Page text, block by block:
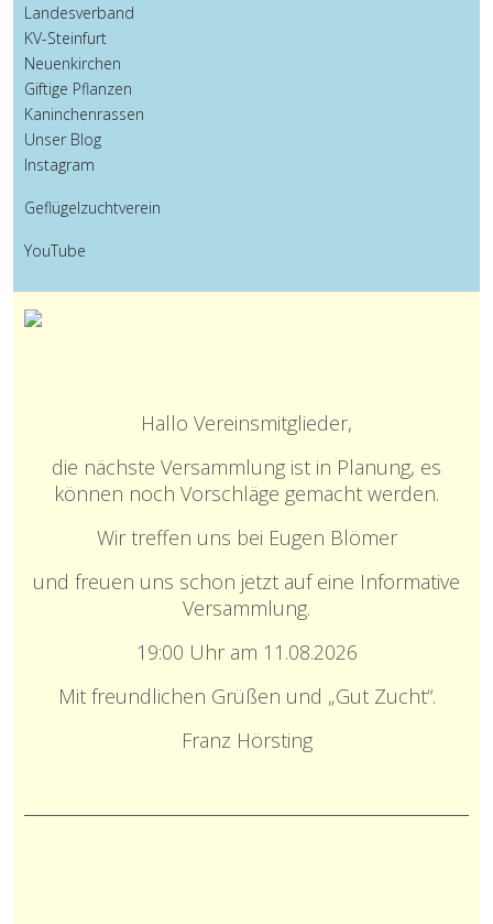
Landesverband
KV-Steinfurt
Neuenkirchen
Giftige Pflanzen
Kaninchenrassen
Unser Blog
Instagram
Geflügelzuchtverein
YouTube
Hallo Vereinsmitglieder,
die nächste Versammlung ist in Planung, es
können noch Vorschläge gemacht werden.
Wir treffen uns bei Eugen Blömer
und freuen uns schon jetzt auf eine Informative
Versammlung.
19:00 Uhr am 11.08.2026
Mit freundlichen Grüßen und „Gut Zucht“.
Franz Hörsting